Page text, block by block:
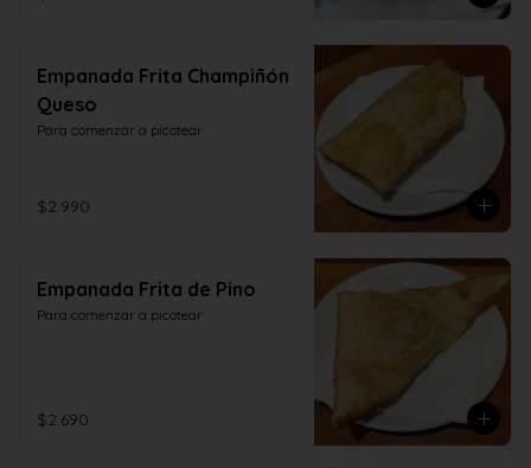
Empanada Frita Champiñón
Queso
Para comenzar a picotear
$2.990
Empanada Frita de Pino
Para comenzar a picotear
$2.690